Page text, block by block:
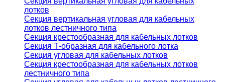
лотков
Секция вертикальная угловая для кабельных
лотков лестничного типа
Секция крестообразная для кабельных лотков
Секция Т-образная для кабельного лотка
Секция угловая для кабельных лотков
Секция крестообразная для кабельных лотков
лестничного типа